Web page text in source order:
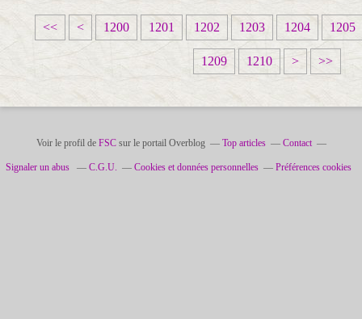
<< < 1200 1201 1202 1203 1204 1205
1209 1210
1
2
1
3
1
4
1
5
1
6
1
7
1
8
1
9
1
0
1
0
> >>
Voir le profil de FSCsur le portail Overblog Top articles Contact
Signaler un abus C.G.U. Cookies et données personnelles Préférences cookies